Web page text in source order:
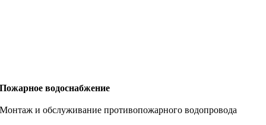
Пожарное водоснабжение
Монтаж и обслуживание противопожарного водопровода